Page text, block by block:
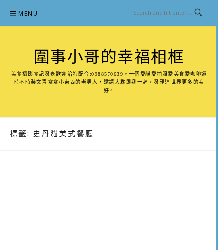
content
MENU
圍事小哥的幸福相框
美食攝影食記發表歡迎洽詢配合:0988570639。一個愛貓愛拍照愛美食愛咖啡還
時不時裝文青寫寫小東西的老男人，邀請大夥跟我一起，發現這世界更多的美
好。
標籤: 史丹貓美式餐廳